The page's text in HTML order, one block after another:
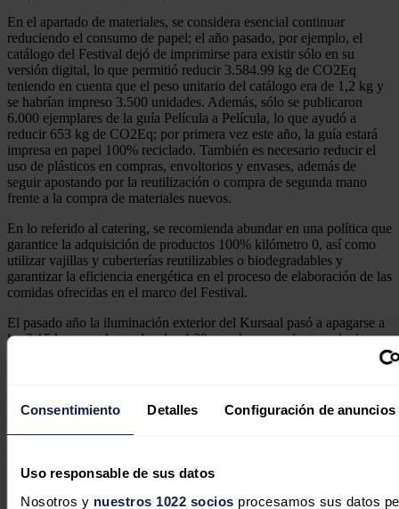
Consentimiento Detalles Configuración de anuncios
Uso responsable de sus datos
Nosotros y nuestros 1022 socios procesamos sus datos
En el apartado de materiales, se considera esencial continuar
reduciendo el consumo de papel; el año pasado, por ejemplo, el
catálogo del Festival dejó de imprimirse para existir sólo en su
versión digital, lo que permitió reducir 3.584.99 kg de CO2Eq
teniendo en cuenta que el peso unitario del catálogo era de 1,2 kg y
se habrían impreso 3.500 unidades. Además, sólo se publicaron
6.000 ejemplares de la guía Película a Película, lo que ayudó a
reducir 653 kg de CO2Eq; por primera vez este año, la guía estará
impresa en papel 100% reciclado. También es necesario reducir el
uso de plásticos en compras, envoltorios y envases, además de
seguir apostando por la reutilización o compra de segunda mano
frente a la compra de materiales nuevos.
En lo referido al catering, se recomienda abundar en una política que
garantice la adquisición de productos 100% kilómetro 0, así como
utilizar vajillas y cuberterías reutilizables o biodegradables y
garantizar la eficiencia energética en el proceso de elaboración de las
comidas ofrecidas en el marco del Festival.
El pasado año la iluminación exterior del Kursaal pasó a apagarse a
las 2:15 horas en lugar de a las 4:30, con lo que se logra reducir
aproximadamente en un 46,7% el consumo energético. Además, el
con respecto a la iluminación tradicional (bombillas incandescentes
y DFL), y seguirá trabajando para disminuir el consumo de energía
y que ésta proceda de fuentes 100% renovables.
También se creó un equipo de trabajo para gestionar los residuos,
garantizando la separación de los mismos mediante la instalación de
nuevas estaciones de reciclaje, una medida en la que se continuará